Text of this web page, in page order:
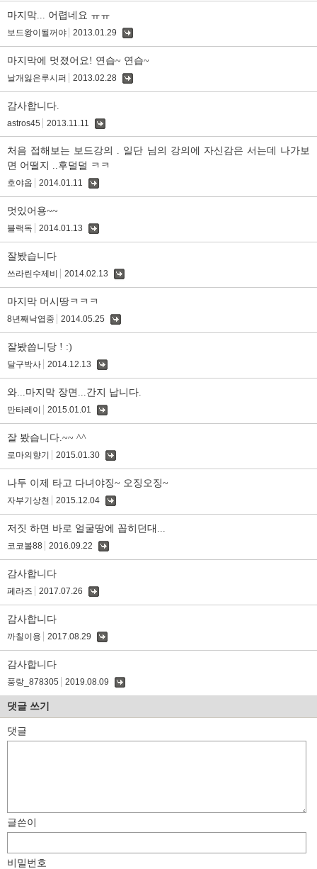
마지막... 어렵네요 ㅠㅠ
보드왕이될꺼야 2013.01.29
마지막에 멋졌어요! 연습~ 연습~
날개잃은루시퍼 2013.02.28
감사합니다.
astros45 2013.11.11
글
처음 접해보는 보드강의 . 일단 님의 강의에 자신감은 서는데 나가보
면 어떨지 ..후덜덜 ㅋㅋ
호야옵 2014.01.11
멋있어용~~
블랙독 2014.01.13
잘봤습니다
쓰라린수제비 2014.02.13
마지막 머시땅ㅋㅋㅋ
8년째낙엽중 2014.05.25
잘봤씁니당 ! :)
달구박사 2014.12.13
와...마지막 장면...간지 납니다.
만타레이 2015.01.01
잘 봤습니다.~~ ^^
로마의향기 2015.01.30
나두 이제 타고 다녀야징~ 오징오징~
자부기상천 2015.12.04
저짓 하면 바로 얼굴땅에 꼽히던대...
코코볼88 2016.09.22
감사합니다
페라즈 2017.07.26
감사합니다
까칠이용 2017.08.29
감사합니다
풍랑_878305 2019.08.09
댓글 쓰기
댓글
글쓴이
비밀번호